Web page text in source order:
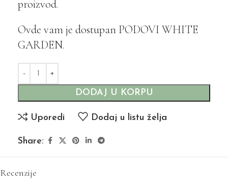
proizvod.
Ovde vam je dostupan PODOVI WHITE
GARDEN.
DODAJ U KORPU
Uporedi Dodaj u listu želja
Share:
Recenzije